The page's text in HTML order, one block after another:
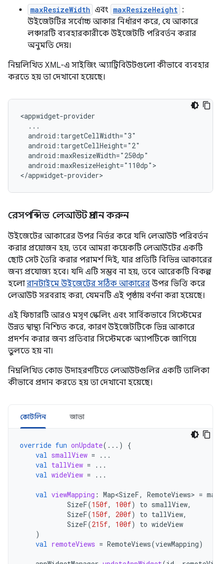
maxResizeWidth এবং maxResizeHeight :
উইজেটটির সর্বোচ্চ আকার নির্ধারণ করে, যে আকারে
লঞ্চারটি ব্যবহারকারীকে উইজেটটি পরিবর্তন করার
অনুমতি দেয়।
নিম্নলিখিত XML-এ সাইজিং অ্যাট্রিবিউটগুলো কীভাবে ব্যবহার
করতে হয় তা দেখানো হয়েছে।
android:maxResizeHeight="110dp">
রেসপন্সিভ লেআউট প্রদান করুন
উইজেটের আকারের উপর নির্ভর করে যদি লেআউট পরিবর্তন
করার প্রয়োজন হয়, তবে আমরা কয়েকটি লেআউটের একটি
ছোট সেট তৈরি করার পরামর্শ দিই, যার প্রতিটি বিভিন্ন আকারের
জন্য প্রযোজ্য হবে। যদি এটি সম্ভব না হয়, তবে আরেকটি বিকল্প
হলোরানটাইমে উইজেটের সঠিক আকারের উপর ভিত্তি করে
লেআউট সরবরাহ করা, যেমনটি এই পৃষ্ঠায় বর্ণনা করা হয়েছে।
এই ফিচারটি আরও মসৃণ স্কেলিং এবং সার্বিকভাবে সিস্টেমের
উন্নত স্বাস্থ্য নিশ্চিত করে, কারণ উইজেটটিকে ভিন্ন আকারে
প্রদর্শন করার জন্য প্রতিবার সিস্টেমকে অ্যাপটিকে জাগিয়ে
তুলতে হয় না।
নিম্নলিখিত কোড উদাহরণটিতে লেআউটগুলির একটি তালিকা
কীভাবে প্রদান করতে হয় তা দেখানো হয়েছে।
কোটলিন জাভা
override fun onUpdate(...)
{
val smallView =
...
val tallView =
...
val wideView = ...
val viewMapping : Map<SizeF, RemoteViews> =
SizeF(150f, 100f) to smallView,
SizeF(150f, 200f) to tallView,
SizeF(215f, 100f) to wideView
)
val remoteViews = RemoteViews(viewMapping)